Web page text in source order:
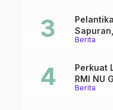
Berita
Berita
Perkuat
RMI NU
Pati